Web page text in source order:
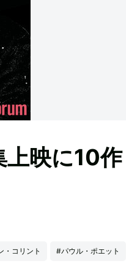
上映に10作
・コリント #パウル・ポエット